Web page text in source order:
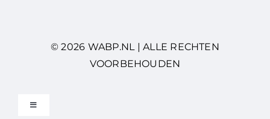
© 2026 WABP.NL | ALLE RECHTEN
VOORBEHOUDEN
Toggle